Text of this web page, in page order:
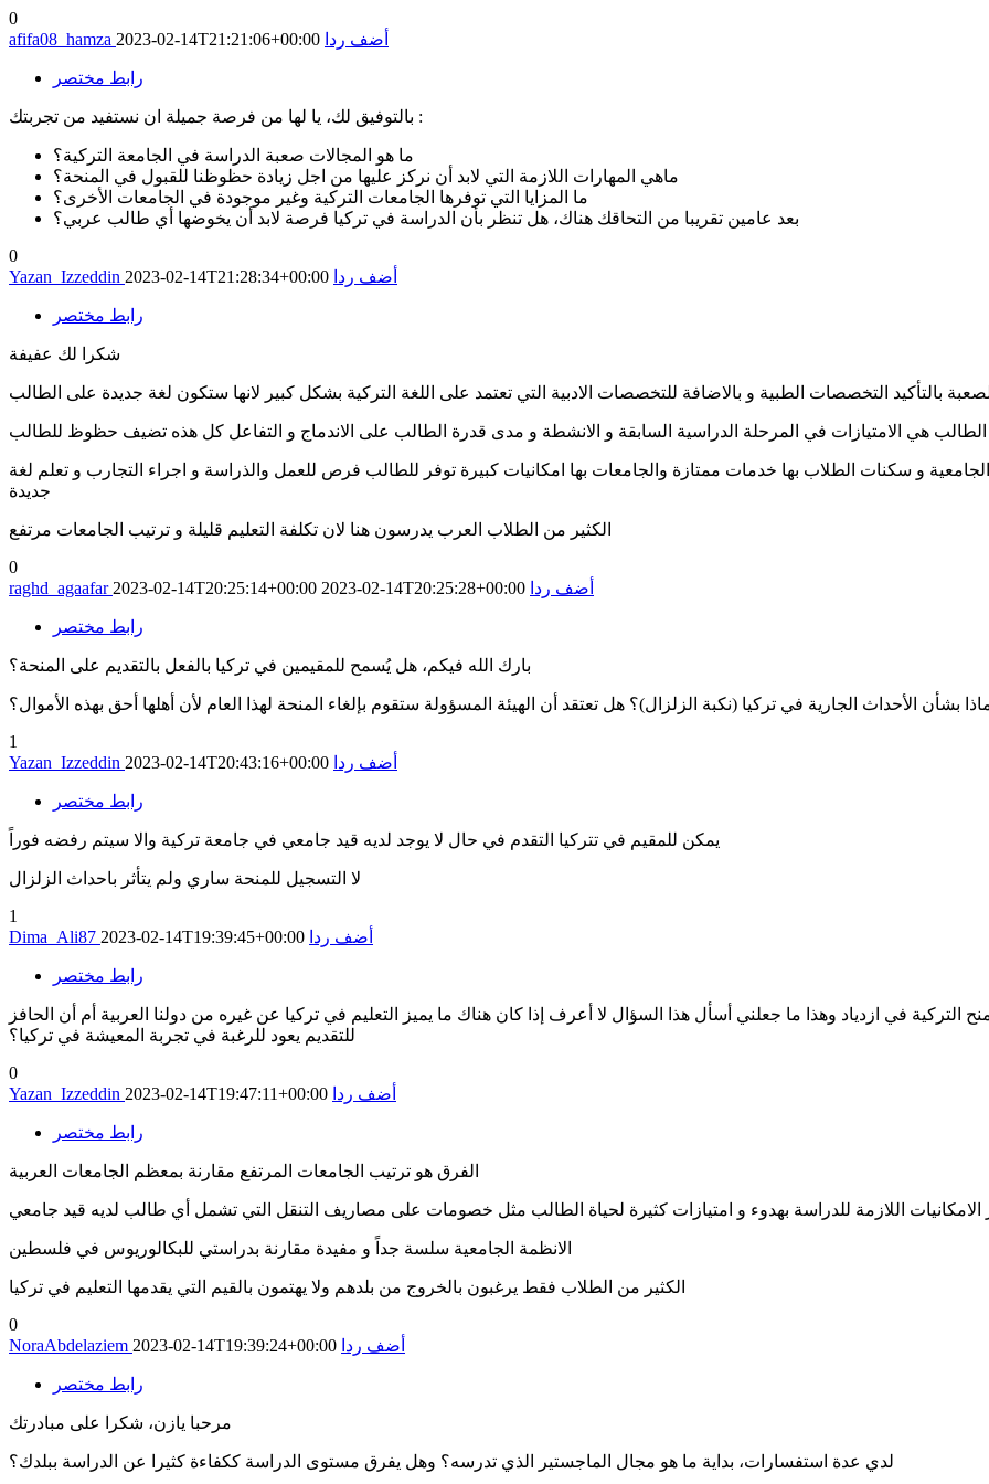
0
afifa08_hamza 2023-02-14T21:21:06+00:00 أضف ردا
رابط مختصر
بالتوفيق لك، يا لها من فرصة جميلة ان نستفيد من تجربتك :
ما هو المجالات صعبة الدراسة في الجامعة التركية؟
ماهي المهارات اللازمة التي لابد أن نركز عليها من اجل زيادة حظوظنا للقبول في المنحة؟
ما المزايا التي توفرها الجامعات التركية وغير موجودة في الجامعات الأخرى؟
بعد عامين تقريبا من التحاقك هناك، هل تنظر بأن الدراسة في تركيا فرصة لابد أن يخوضها أي طالب عربي؟
0
Yazan_Izzeddin 2023-02-14T21:28:34+00:00 أضف ردا
رابط مختصر
شكرا لك عفيفة
بالتأكيد التخصصات الطبية و بالاضافة للتخصصات الادبية التي تعتمد على اللغة التركية بشكل كبير لانها ستكون لغة جديدة على الطالب
هي الامتيازات في المرحلة الدراسية السابقة و الانشطة و مدى قدرة الطالب على الاندماج و التفاعل كل هذه تضيف حظوظ للطالب
و سكنات الطلاب بها خدمات ممتازة والجامعات بها امكانيات كبيرة توفر للطالب فرص للعمل والذراسة و اجراء التجارب و تعلم لغة
جديدة
الكثير من الطلاب العرب يدرسون هنا لان تكلفة التعليم قليلة و ترتيب الجامعات مرتفع
0
raghd_agaafar 2023-02-14T20:25:14+00:00 2023-02-14T20:25:28+00:00 أضف ردا
رابط مختصر
بارك الله فيكم، هل يُسمح للمقيمين في تركيا بالفعل بالتقديم على المنحة؟
بشأن الأحداث الجارية في تركيا (نكبة الزلزال)؟ هل تعتقد أن الهيئة المسؤولة ستقوم بإلغاء المنحة لهذا العام لأن أهلها أحق بهذه الأموال؟
1
Yazan_Izzeddin 2023-02-14T20:43:16+00:00 أضف ردا
رابط مختصر
يمكن للمقيم في تتركيا التقدم في حال لا يوجد لديه قيد جامعي في جامعة تركية والا سيتم رفضه فوراً
لا التسجيل للمنحة ساري ولم يتأثر باحداث الزلزال
1
Dima_Ali87 2023-02-14T19:39:45+00:00 أضف ردا
رابط مختصر
في ازدياد وهذا ما جعلني أسأل هذا السؤال لا أعرف إذا كان هناك ما يميز التعليم في تركيا عن غيره من دولنا العربية أم أن الحافز
للتقديم يعود للرغبة في تجربة المعيشة في تركيا؟
0
Yazan_Izzeddin 2023-02-14T19:47:11+00:00 أضف ردا
رابط مختصر
الفرق هو ترتيب الجامعات المرتفع مقارنة بمعظم الجامعات العربية
الامكانيات اللازمة للدراسة بهدوء و امتيازات كثيرة لحياة الطالب مثل خصومات على مصاريف التنقل التي تشمل أي طالب لديه قيد جامعي
الانظمة الجامعية سلسة جداً و مفيدة مقارنة بدراستي للبكالوريوس في فلسطين
الكثير من الطلاب فقط يرغبون بالخروج من بلدهم ولا يهتمون بالقيم التي يقدمها التعليم في تركيا
0
NoraAbdelaziem 2023-02-14T19:39:24+00:00 أضف ردا
رابط مختصر
مرحبا يازن، شكرا على مبادرتك
لدي عدة استفسارات، بداية ما هو مجال الماجستير الذي تدرسه؟ وهل يفرق مستوى الدراسة ككفاءة كثيرا عن الدراسة ببلدك؟